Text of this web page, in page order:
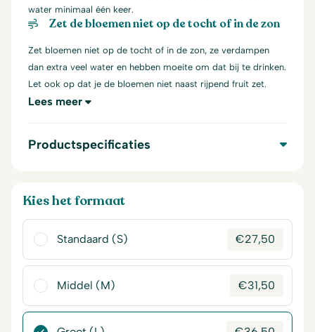
water minimaal één keer.
Zet de bloemen niet op de tocht of in de zon
Zet bloemen niet op de tocht of in de zon, ze verdampen
dan extra veel water en hebben moeite om dat bij te drinken.
Let ook op dat je de bloemen niet naast rijpend fruit zet.
Lees meer
Productspecificaties
Kies het formaat
Standaard (S) €27,50
Middel (M) €31,50